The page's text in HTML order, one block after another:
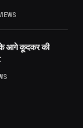
के आगे कूदकर की